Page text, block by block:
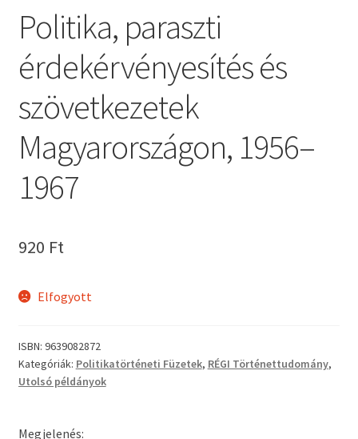
Politika, paraszti
érdekérvényesítés és
szövetkezetek
Magyarországon, 1956–
1967
920 Ft
Elfogyott
ISBN: 9639082872
Kategóriák: Politikatörténeti Füzetek, RÉGI Történettudomány,
Utolsó példányok
Megjelenés: